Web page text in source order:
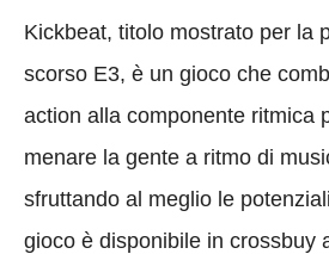
Kickbeat, titolo mostrato per la
scorso E3, è un gioco che
action alla componente ritmica
menare la gente a ritmo di
sfruttando al meglio le
gioco è disponibile in crossbuy